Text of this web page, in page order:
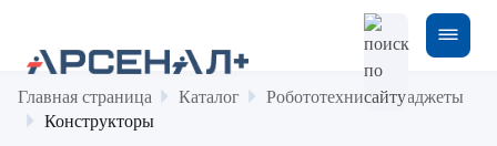
Главная страница Каталог
Робототехника и гаджеты
Конструкторы